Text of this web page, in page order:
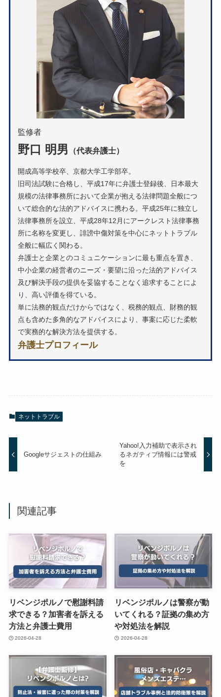
監修者
野口 明男 （代表弁護士）
開成高等学校卒、京都大学工学部卒。
旧司法試験に合格し、平成17年に弁護士登録後、日本最大
規模の法律事務所において企業が抱える法律問題全般につ
いて総合的な法的アドバイスに携わる。平成25年に独立し
法律事務所を設立、平成28年12月にアークレスト法律事務
所に名称を変更し、誹謗中傷対策を中心にネットトラブル
全般に幅広く関わる。
弁護士と企業とのコミュニケーションに最も重点を置き、
中小企業の経営者のニーズ・要望に沿った法的アドバイス
及び解決手段の提供を妥協することなく追求することによ
り、高い評価を得ている。
単に法務的観点だけからではなく、税務的観点、財務的観
点も含めた多角的なアドバイスにより、事案に応じた柔軟
で実務的な解決方法を提供する。
弁護士プロフィール
ネットトラブル
Googleサジェストの仕組み
Yahoo!入力補助で表示され
るネガティブ情報には警戒
を
関連記事
リベンジポルノで慰謝料請
求できる？加害者を訴える
方法と弁護士費用
2026-04-28
リベンジポルノは警察が動
いてくれる？証拠の集め方
や対処法を解説
2026-04-28